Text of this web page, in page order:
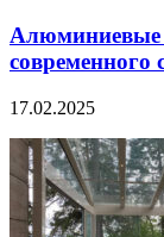
Алюминиевые
современного
17.02.2025